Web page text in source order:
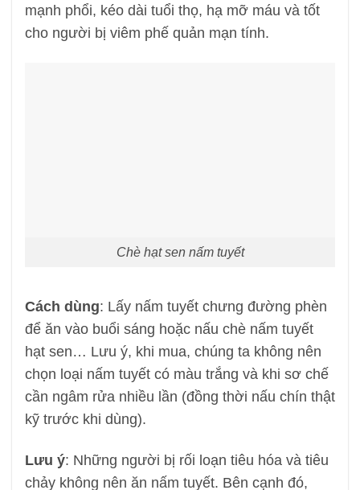
mạnh phổi, kéo dài tuổi thọ, hạ mỡ máu và tốt
cho người bị viêm phế quản mạn tính.
Chè hạt sen nấm tuyết
Cách dùng: Lấy nấm tuyết chưng đường phèn
để ăn vào buổi sáng hoặc nấu chè nấm tuyết
hạt sen… Lưu ý, khi mua, chúng ta không nên
chọn loại nấm tuyết có màu trắng và khi sơ chế
cần ngâm rửa nhiều lần (đồng thời nấu chín thật
kỹ trước khi dùng).
Lưu ý: Những người bị rối loạn tiêu hóa và tiêu
chảy không nên ăn nấm tuyết. Bên cạnh đó,